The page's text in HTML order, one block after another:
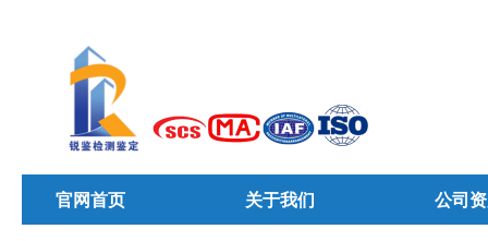
官网首页 关于我们 公司